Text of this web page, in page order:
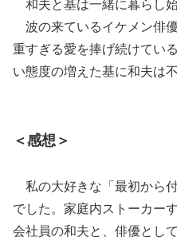
和夫と基は一緒に暮らし
波の来ているイケメン俳
重すぎる愛を捧げ続けてい
い態度の増えた基に和夫は
＜感想＞
私の大好きな「最初から
でした。家庭内ストーカー
会社員の和夫と、俳優とし